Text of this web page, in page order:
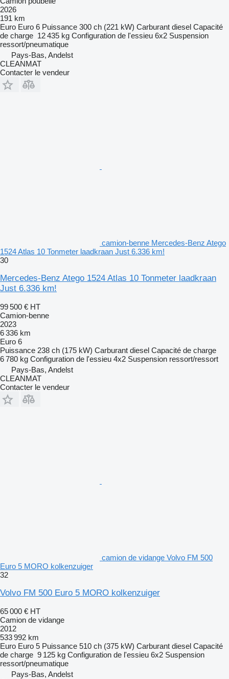
2026
191 km
Euro Euro 6 Puissance 300 ch (221 kW) Carburant diesel Capacité
de charge 12 435 kg Configuration de l'essieu 6x2 Suspension
ressort/pneumatique
Pays-Bas, Andelst
CLEANMAT
Contacter le vendeur
camion-benne Mercedes-Benz Atego
1524 Atlas 10 Tonmeter laadkraan Just 6.336 km!
30
Mercedes-Benz Atego 1524 Atlas 10 Tonmeter laadkraan
Just 6.336 km!
99 500 € HT
Camion-benne
2023
6 336 km
Euro 6
Puissance 238 ch (175 kW) Carburant diesel Capacité de charge
6 780 kg Configuration de l'essieu 4x2 Suspension ressort/ressort
Pays-Bas, Andelst
CLEANMAT
Contacter le vendeur
camion de vidange Volvo FM 500
Euro 5 MORO kolkenzuiger
32
Volvo FM 500 Euro 5 MORO kolkenzuiger
65 000 € HT
Camion de vidange
2012
533 992 km
Euro Euro 5 Puissance 510 ch (375 kW) Carburant diesel Capacité
de charge 9 125 kg Configuration de l'essieu 6x2 Suspension
ressort/pneumatique
Pays-Bas, Andelst